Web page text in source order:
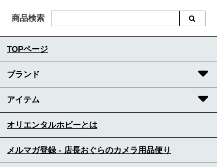
商品検索
TOPページ
ブランド
アイテム
オリエンタルホビーとは
メルマガ登録 - 店長おぐらのカメラ用品便り